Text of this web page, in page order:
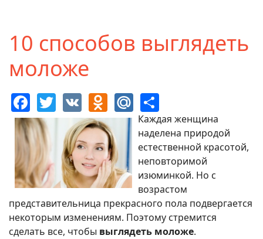
10 способов выглядеть
моложе
Facebook
Twitter
VK Odnoklassniki
Mail.Ru
Каждая женщина
наделена природой
естественной красотой,
неповторимой
изюминкой. Но с
возрастом
представительница прекрасного пола подвергается
некоторым изменениям. Поэтому стремится
сделать все, чтобы выглядеть моложе.